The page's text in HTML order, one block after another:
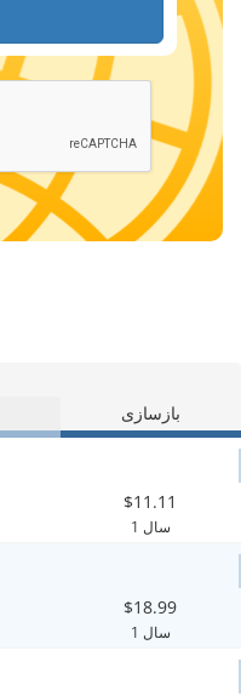
بازسازی
$11.11
1 سال
$18.99
1 سال